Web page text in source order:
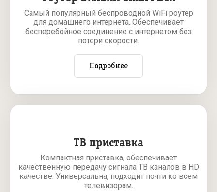
Самый популярный беспроводной WiFi роутер
для домашнего интернета. Обеспечивает
бесперебойное соединение с интернетом без
потери скорости.
Подробнее
ТВ приставка
Компактная приставка, обеспечивает
качественную передачу сигнала ТВ каналов в HD
качестве. Универсальна, подходит почти ко всем
телевизорам.